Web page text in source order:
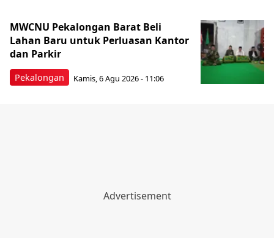
Pekalongan
MWCNU Pekalongan Barat Beli
Lahan Baru untuk Perluasan Kantor
dan Parkir
Kamis, 6 Agu 2026 - 11:06